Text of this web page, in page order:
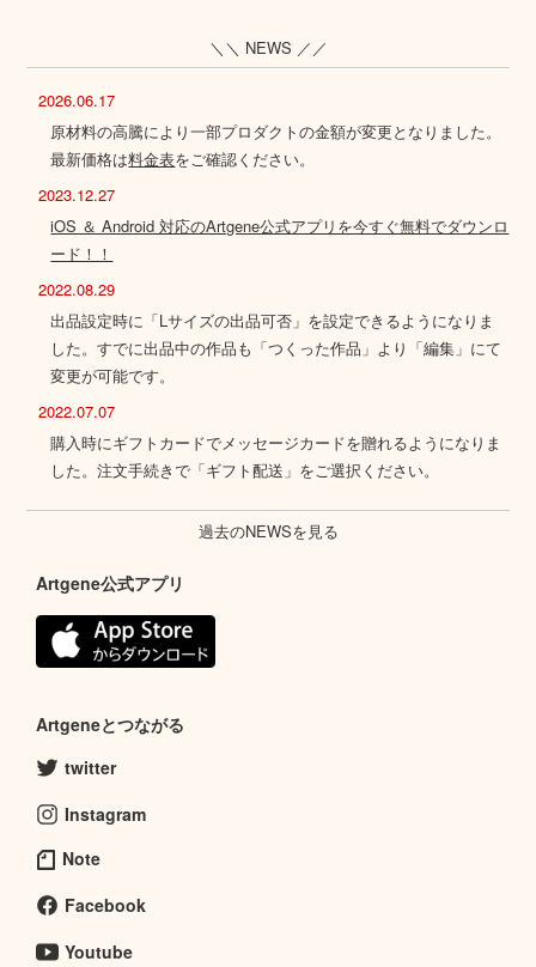
＼＼ NEWS ／／
2026.06.17
原材料の高騰により一部プロダクトの金額が変更となりました。
最新価格は料金表をご確認ください。
2023.12.27
iOS ＆ Android 対応のArtgene公式アプリを今すぐ無料でダウンロ
ード！！
2022.08.29
出品設定時に「Lサイズの出品可否」を設定できるようになりま
した。すでに出品中の作品も「つくった作品」より「編集」にて
変更が可能です。
2022.07.07
購入時にギフトカードでメッセージカードを贈れるようになりま
した。注文手続きで「ギフト配送」をご選択ください。
過去のNEWSを見る
Artgene公式アプリ
Artgeneとつながる
twitter
Instagram
Note
Facebook
Youtube